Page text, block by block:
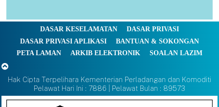
DASAR KESELAMATAN
DASAR PRIVASI
DASAR PRIVASI APLIKASI
BANTUAN & SOKONGAN
PETA LAMAN
ARKIB ELEKTRONIK SOALAN LAZIM
Hak Cipta Terpelihara Kementerian Perladangan dan Komoditi
Pelawat Hari Ini : 7886 | Pelawat Bulan : 89573